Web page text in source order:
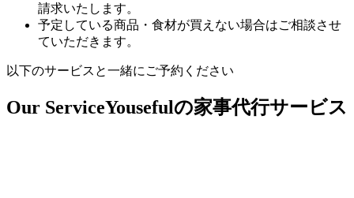
請求いたします。
予定している商品・食材が買えない場合はご相談させ
ていただきます。
以下のサービスと一緒にご予約ください
Our ServiceYousefulの家事代行サービス